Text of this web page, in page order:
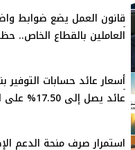
قانون العمل يضع ضوابط
العاملين بالقطاع الخاص.. حظر
أسعار عائد حسابات التوفير
عائد يصل إلى 17.50% على الشرائح الكبرى